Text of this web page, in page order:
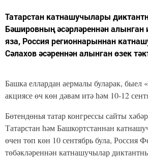
Татарстан катнашучылары
Бәшировның әсәрләреннән алынган
яза, Россия регионнарыннан
Сәлахов әсәреннән алынган өзек
Башка еллардан аермалы буларак, быел
акциясе өч көн дәвам итә һәм 10-12
Бөтендөнья татар конгрессы сайты
Татарстан һәм Башкортстаннан
өчен төп көн 10 сентябрь була, Россия
төбәкләреннән катнашучылар